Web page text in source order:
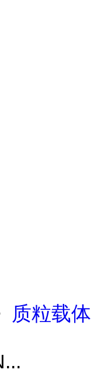
质粒载体